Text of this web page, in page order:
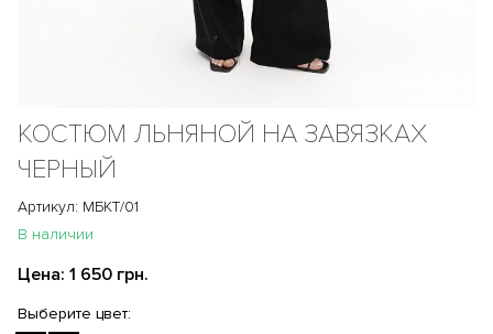
КОСТЮМ ЛЬНЯНОЙ НА ЗАВЯЗКАХ
ЧЕРНЫЙ
Артикул: МБКТ/01
В наличии
Цена: 1 650 грн.
Выберите цвет: